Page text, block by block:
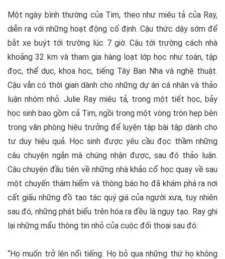
Một ngày bình thường của Tim, theo như miêu tả của Ray,
diễn ra với những hoạt động cố định. Cậu thức dậy sớm để
bắt xe buýt tới trường lúc 7 giờ. Cậu tới trường cách nhà
khoảng 32 km và tham gia hàng loạt lớp học như toán, tập
đọc, thể dục, khoa học, tiếng Tây Ban Nha và nghệ thuật.
Cậu vẫn có thời gian dành cho những dự án cá nhân và thảo
luận nhóm nhỏ. Julie Ray miêu tả, trong một tiết học, bảy
học sinh bao gồm cả Tim, ngồi trong một vòng tròn hẹp bên
trong văn phòng hiệu trưởng để luyện tập bài tập dành cho
tư duy hiệu quả. Học sinh được yêu cầu đọc thầm những
câu chuyện ngắn mà chúng nhận được, sau đó thảo luận.
Câu chuyện đầu tiên về những nhà khảo cổ học quay về sau
một chuyến thám hiểm và thông báo họ đã khám phá ra nơi
cất giấu những đồ tạo tác quý giá của người xưa, tuy nhiên
sau đó, những phát biểu trên hóa ra đều là ngụy tạo. Ray ghi
lại những mẩu thông tin nhỏ của cuộc đối thoại sau đó:
“Họ muốn trở lên nổi tiếng. Họ bỏ qua những thứ họ không